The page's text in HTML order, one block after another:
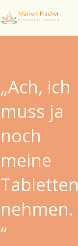
„Ach, ich
muss ja
noch
meine
Tabletten
nehmen.
“